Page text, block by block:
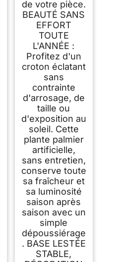
de votre pièce.
BEAUTÉ SANS
EFFORT
TOUTE
L'ANNÉE :
Profitez d'un
croton éclatant
sans
contrainte
d'arrosage, de
taille ou
d'exposition au
soleil. Cette
plante palmier
artificielle,
sans entretien,
conserve toute
sa fraîcheur et
sa luminosité
saison après
saison avec un
simple
dépoussiérage
. BASE LESTÉE
STABLE,